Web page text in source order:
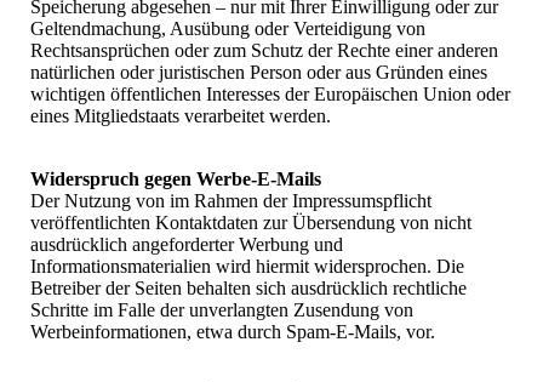
Speicherung abgesehen – nur mit Ihrer Einwilligung oder zur
Geltendmachung, Ausübung oder Verteidigung von
Rechtsansprüchen oder zum Schutz der Rechte einer anderen
natürlichen oder juristischen Person oder aus Gründen eines
wichtigen öffentlichen Interesses der Europäischen Union oder
eines Mitgliedstaats verarbeitet werden.
Widerspruch gegen Werbe-E-Mails
Der Nutzung von im Rahmen der Impressumspflicht
veröffentlichten Kontaktdaten zur Übersendung von nicht
ausdrücklich angeforderter Werbung und
Informationsmaterialien wird hiermit widersprochen. Die
Betreiber der Seiten behalten sich ausdrücklich rechtliche
Schritte im Falle der unverlangten Zusendung von
Werbeinformationen, etwa durch Spam-E-Mails, vor.